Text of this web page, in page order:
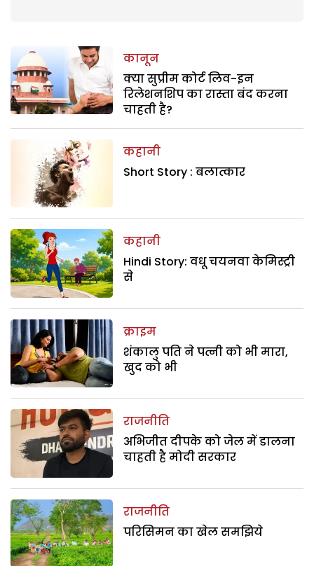
कानून
क्या सुप्रीम कोर्ट लिव-इन
रिलेशनशिप का रास्ता बंद करना
चाहती है?
कहानी
Short Story : बलात्कार
कहानी
Hindi Story: वधू चयनवा केमिस्ट्री
से
क्राइम
शंकालु पति ने पत्नी को भी मारा,
खुद को भी
राजनीति
अभिजीत दीपके को जेल में डालना
चाहती है मोदी सरकार
राजनीति
परिसिमन का खेल समझिये